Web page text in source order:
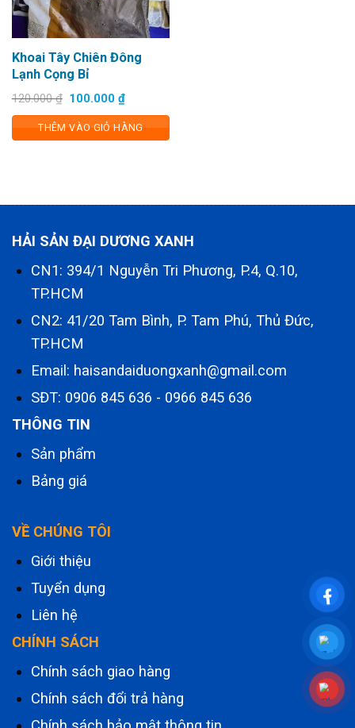
Khoai Tây Chiên Đông
Lạnh Cọng Bỉ
120.000₫ Giá
là:
120.000 ₫.
100.000₫Giá
tại
là:
100.000 ₫.
THÊM VÀO GIỎ HÀNG
HẢI SẢN ĐẠI DƯƠNG XANH
CN1: 394/1 Nguyễn Tri Phương, P.4, Q.10,
TP.HCM
CN2: 41/20 Tam Bình, P. Tam Phú, Thủ Đức,
TP.HCM
Email: haisandaiduongxanh@gmail.com
SĐT: 0906 845 636 - 0966 845 636
THÔNG TIN
Sản phẩm
Bảng giá
VỀ CHÚNG TÔI
Giới thiệu
Tuyển dụng
Liên hệ
CHÍNH SÁCH
Chính sách giao hàng
Chính sách đổi trả hàng